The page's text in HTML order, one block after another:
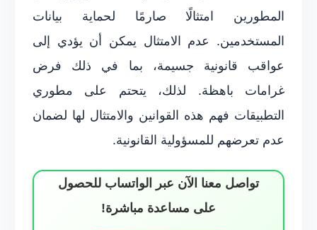
المطورين امتثالًا صارمًا لحماية بيانات
المستخدمين. عدم الامتثال يمكن أن يؤدي إلى
عواقب قانونية جسيمة، بما في ذلك فرض
غرامات باهظة. لذلك، يتحتم على مطوري
التطبيقات فهم هذه القوانين والامتثال لها لضمان
عدم تعرضهم للمسؤولية القانونية.
تواصل معنا الآن عبر الواتساب للحصول
على مساعدة مباشرة!